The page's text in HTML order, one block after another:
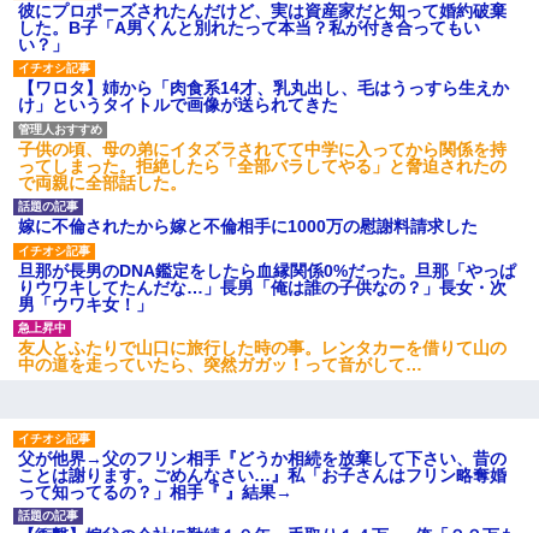
彼にプロポーズされたんだけど、実は資産家だと知って婚約破棄
した。B子「A男くんと別れたって本当？私が付き合ってもい
い？」
【ワロタ】姉から「肉食系14才、乳丸出し、毛はうっすら生えか
け」というタイトルで画像が送られてきた
子供の頃、母の弟にイタズラされてて中学に入ってから関係を持
ってしまった。拒絶したら「全部バラしてやる」と脅迫されたの
で両親に全部話した。
嫁に不倫されたから嫁と不倫相手に1000万の慰謝料請求した
旦那が長男のDNA鑑定をしたら血縁関係0%だった。旦那「やっぱ
りウワキしてたんだな…」長男「俺は誰の子供なの？」長女・次
男「ウワキ女！」
友人とふたりで山口に旅行した時の事。レンタカーを借りて山の
中の道を走っていたら、突然ガガッ！って音がして…
父が他界→父のフリン相手『どうか相続を放棄して下さい、昔の
ことは謝ります。ごめんなさい…』私「お子さんはフリン略奪婚
って知ってるの？」相手『 』結果→